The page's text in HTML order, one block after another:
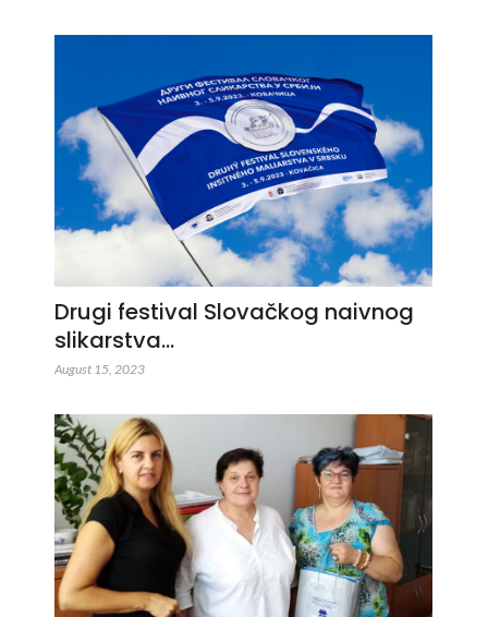
Drugi festival Slovačkog naivnog
slikarstva…
August 15, 2023